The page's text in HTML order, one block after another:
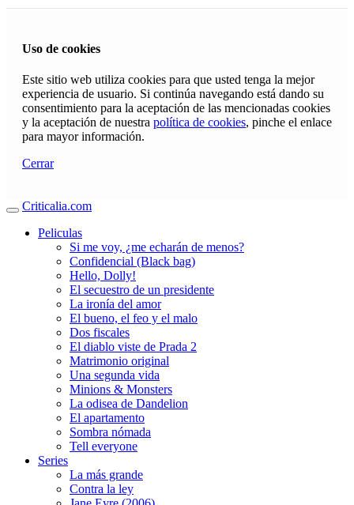
Uso de cookies
Este sitio web utiliza cookies para que usted tenga la mejor
experiencia de usuario. Si continúa navegando está dando su
consentimiento para la aceptación de las mencionadas cookies
y la aceptación de nuestra política de cookies, pinche el enlace
para mayor información.
Cerrar
Criticalia.com
Peliculas
Si me voy, ¿me echarán de menos?
Confidencial (Black bag)
Hello, Dolly!
El secuestro de un presidente
La ironía del amor
El bueno, el feo y el malo
Dos fiscales
El diablo viste de Prada 2
Matrimonio original
Una segunda vida
Minions & Monsters
La odisea de Dandelion
El apartamento
Sombra nómada
Tell everyone
Series
La más grande
Contra la ley